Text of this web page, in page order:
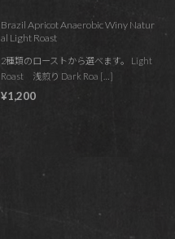
Brazil Apricot Anaerobic Winy Natur
al Light Roast
2種類のローストから選べます。 Light
Roast 浅煎り Dark Roa […]
¥1,200